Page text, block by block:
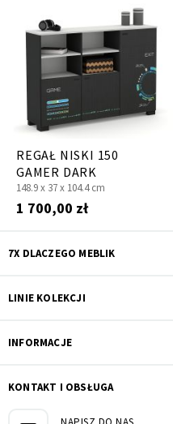
REGAŁ NISKI 150
GAMER DARK
148.9 x 37 x 104.4 cm
1 700,00 zł
7X DLACZEGO MEBLIK
LINIE KOLEKCJI
INFORMACJE
KONTAKT I OBSŁUGA